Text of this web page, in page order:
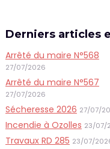
Derniers articles
Arrêté du maire N°568
27/07/2026
Arrêté du maire N°567
27/07/2026
Sécheresse 2026 27/07/
Incendie à Ozolles 23/07/
Travaux RD 285 23/07/